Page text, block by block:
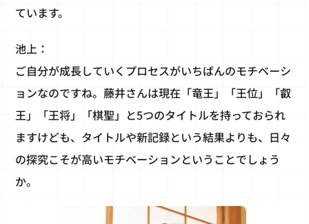
ています。
池上：
ご自分が成長していくプロセスがいちばんのモチベーシ
ョンなのですね。藤井さんは現在「竜王」「王位」「叡
王」「王将」「棋聖」と5つのタイトルを持っておられ
ますけども、タイトルや新記録という結果よりも、日々
の探究こそが高いモチベーションということでしょう
か。